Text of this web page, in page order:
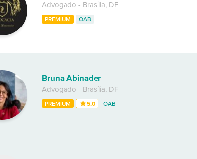
Advogado - Brasília, DF
PREMIUM OAB
Bruna Abinader
Advogado - Brasília, DF
PREMIUM 5,0 OAB